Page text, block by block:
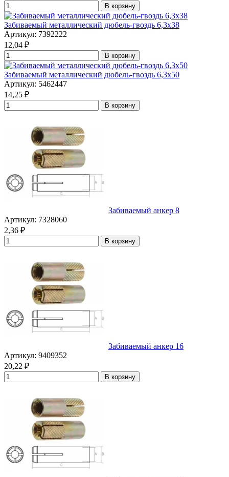
В корзину
Забиваемый металлический дюбель-гвоздь 6,3x38
Артикул: 7392222
12,04 ₽
В корзину
Забиваемый металлический дюбель-гвоздь 6,3x50
Артикул: 5462447
14,25 ₽
В корзину
Забиваемый анкер 8
Артикул: 7328060
2,36 ₽
В корзину
Забиваемый анкер 16
Артикул: 9409352
20,22 ₽
В корзину